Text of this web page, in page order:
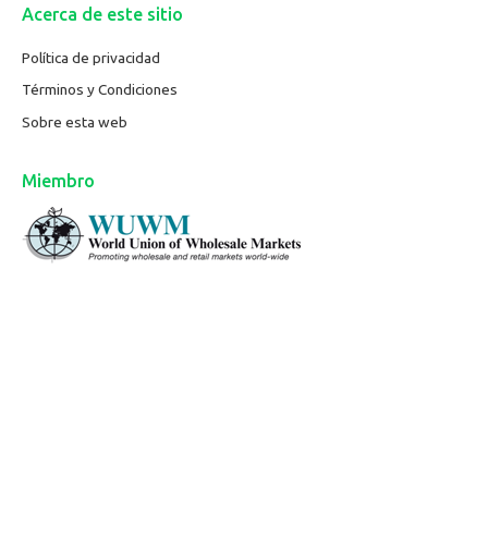
Acerca de este sitio
Política de privacidad
Términos y Condiciones
Sobre esta web
Miembro